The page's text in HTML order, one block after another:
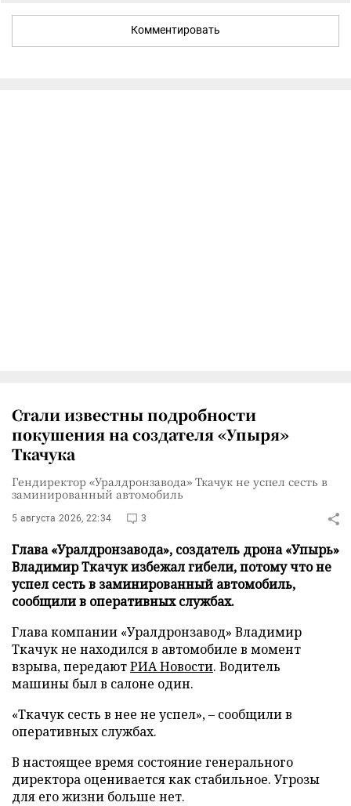
Комментировать
Стали известны подробности
покушения на создателя «Упыря»
Ткачука
Гендиректор «Уралдронзавода» Ткачук не успел сесть в
заминированный автомобиль
5 августа 2026, 22:34 3
Глава «Уралдронзавода», создатель дрона «Упырь»
Владимир Ткачук избежал гибели, потому что не
успел сесть в заминированный автомобиль,
сообщили в оперативных службах.
Глава компании «Уралдронзавод» Владимир
Ткачук не находился в автомобиле в момент
взрыва, передаютРИА Новости. Водитель
машины был в салоне один.
«Ткачук сесть в нее не успел», – сообщили в
оперативных службах.
В настоящее время состояние генерального
директора оценивается как стабильное. Угрозы
для его жизни больше нет.